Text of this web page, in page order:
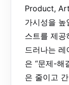
Product,
가시성을 높
스트를 제공
드러나는
은 “문제-해
은 줄이고